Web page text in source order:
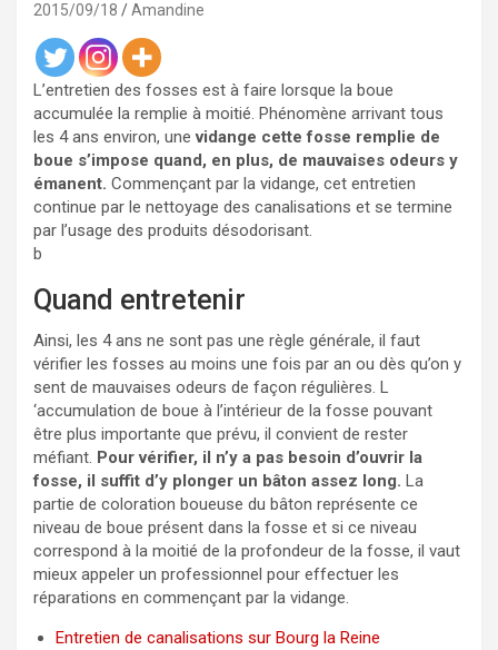
2015/09/18 Amandine
L’entretien des fosses est à faire lorsque la boue
accumulée la remplie à moitié. Phénomène arrivant tous
les 4 ans environ, une vidange cette fosse remplie de
boue s’impose quand, en plus, de mauvaises odeurs y
émanent. Commençant par la vidange, cet entretien
continue par le nettoyage des canalisations et se termine
par l’usage des produits désodorisant.
b
Quand entretenir
Ainsi, les 4 ans ne sont pas une règle générale, il faut
vérifier les fosses au moins une fois par an ou dès qu’on y
sent de mauvaises odeurs de façon régulières. L
‘accumulation de boue à l’intérieur de la fosse pouvant
être plus importante que prévu, il convient de rester
méfiant. Pour vérifier, il n’y a pas besoin d’ouvrir la
fosse, il suffit d’y plonger un bâton assez long. La
partie de coloration boueuse du bâton représente ce
niveau de boue présent dans la fosse et si ce niveau
correspond à la moitié de la profondeur de la fosse, il vaut
mieux appeler un professionnel pour effectuer les
réparations en commençant par la vidange.
Entretien de canalisations sur Bourg la Reine